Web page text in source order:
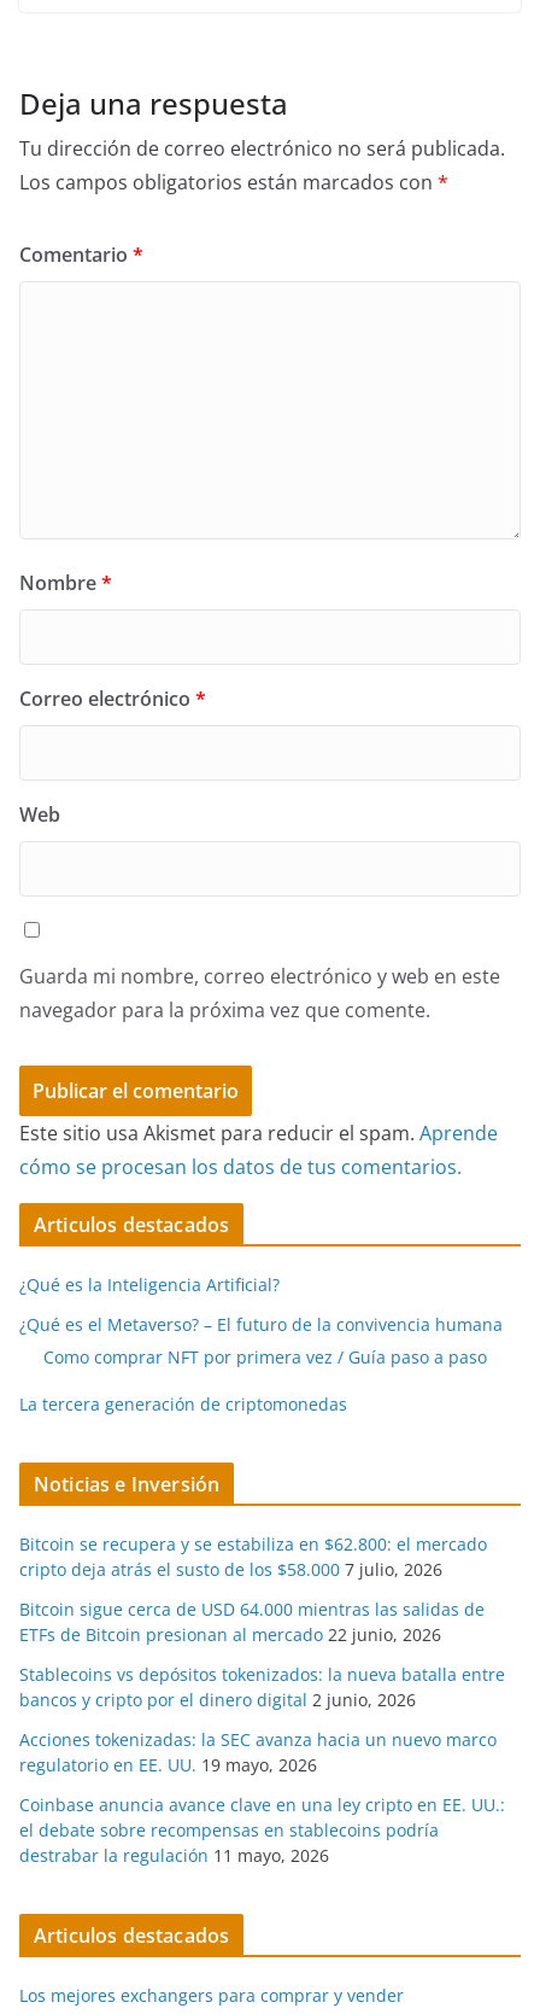
Deja una respuesta
Tu dirección de correo electrónico no será publicada.
Los campos obligatorios están marcados con *
Comentario *
Nombre*
Correo electrónico *
Web
Guarda mi nombre, correo electrónico y web en este
navegador para la próxima vez que comente.
Este sitio usa Akismet para reducir el spam. Aprende
cómo se procesan los datos de tus comentarios.
Articulos destacados
¿Qué es la Inteligencia Artificial?
¿Qué es el Metaverso? – El futuro de la convivencia humana
Como comprar NFT por primera vez / Guía paso a paso
La tercera generación de criptomonedas
Noticias e Inversión
Bitcoin se recupera y se estabiliza en $62.800: el mercado
cripto deja atrás el susto de los $58.000 7 julio, 2026
Bitcoin sigue cerca de USD 64.000 mientras las salidas de
ETFs de Bitcoin presionan al mercado 22 junio, 2026
Stablecoins vs depósitos tokenizados: la nueva batalla entre
bancos y cripto por el dinero digital 2 junio, 2026
Acciones tokenizadas: la SEC avanza hacia un nuevo marco
regulatorio en EE. UU. 19 mayo, 2026
Coinbase anuncia avance clave en una ley cripto en EE. UU.:
el debate sobre recompensas en stablecoins podría
destrabar la regulación 11 mayo, 2026
Articulos destacados
Los mejores exchangers para comprar y vender